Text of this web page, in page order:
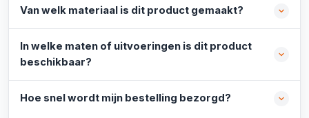
Van welk materiaal is dit product gemaakt?
In welke maten of uitvoeringen is dit product
beschikbaar?
Hoe snel wordt mijn bestelling bezorgd?